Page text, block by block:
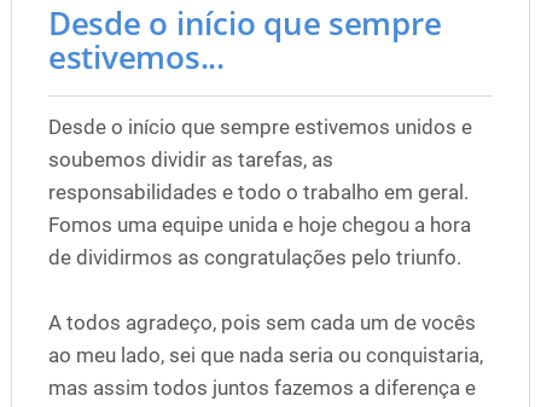
Desde o início que sempre
estivemos...
Desde o início que sempre estivemos unidos e
soubemos dividir as tarefas, as
responsabilidades e todo o trabalho em geral.
Fomos uma equipe unida e hoje chegou a hora
de dividirmos as congratulações pelo triunfo.
A todos agradeço, pois sem cada um de vocês
ao meu lado, sei que nada seria ou conquistaria,
mas assim todos juntos fazemos a diferença e